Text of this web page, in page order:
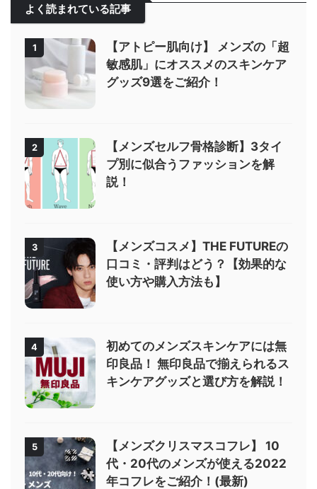
よく読まれている記事
1
【アトピー肌向け】 メンズの「超
敏感肌」にオススメのスキンケア
グッズ9選をご紹介！
2
【メンズセルフ骨格診断】3タイ
プ別に似合うファッションを解
説！
3
【メンズコスメ】THE FUTUREの
口コミ・評判はどう？【効果的な
使い方や購入方法も】
4
初めてのメンズスキンケアには無
印良品！ 無印良品で揃えられるス
キンケアグッズと選び方を解説！
5
【メンズクリスマスコフレ】 10
代・20代のメンズが使える2022
年コフレをご紹介！(最新)